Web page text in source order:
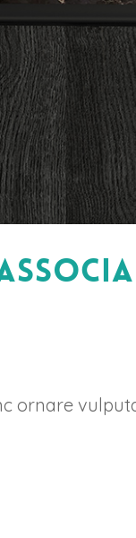
ornare